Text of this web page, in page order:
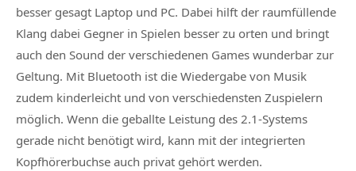
besser gesagt Laptop und PC. Dabei hilft der raumfüllende
Klang dabei Gegner in Spielen besser zu orten und bringt
auch den Sound der verschiedenen Games wunderbar zur
Geltung. Mit Bluetooth ist die Wiedergabe von Musik
zudem kinderleicht und von verschiedensten Zuspielern
möglich. Wenn die geballte Leistung des 2.1-Systems
gerade nicht benötigt wird, kann mit der integrierten
Kopfhörerbuchse auch privat gehört werden.